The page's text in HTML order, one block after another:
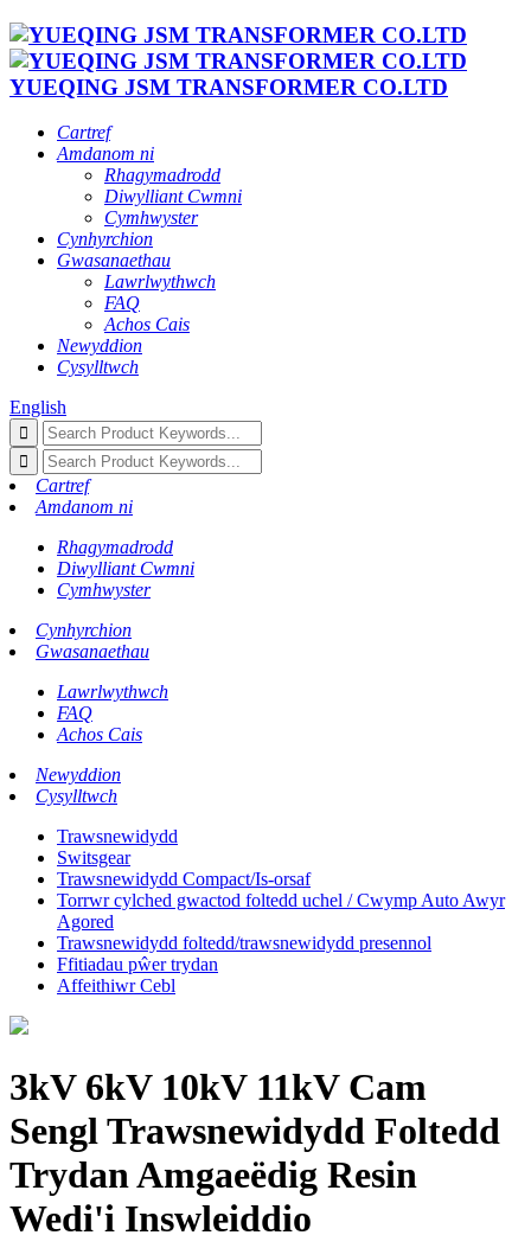
YUEQING JSM TRANSFORMER CO.LTD
Cartref
Amdanom ni
Rhagymadrodd
Diwylliant Cwmni
Cymhwyster
Cynhyrchion
Gwasanaethau
Lawrlwythwch
FAQ
Achos Cais
Newyddion
Cysylltwch
English
Cartref
Amdanom ni
Rhagymadrodd
Diwylliant Cwmni
Cymhwyster
Cynhyrchion
Gwasanaethau
Lawrlwythwch
FAQ
Achos Cais
Newyddion
Cysylltwch
Trawsnewidydd
Switsgear
Trawsnewidydd Compact/Is-orsaf
Torrwr cylched gwactod foltedd uchel / Cwymp Auto Awyr
Agored
Trawsnewidydd foltedd/trawsnewidydd presennol
Ffitiadau pŵer trydan
Affeithiwr Cebl
3kV 6kV 10kV 11kV Cam
Sengl Trawsnewidydd Foltedd
Trydan Amgaeëdig Resin
Wedi'i Inswleiddio